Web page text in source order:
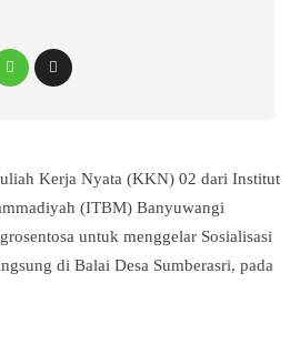
Kerja Nyata (KKN) 02 dari Institut
(ITBM) Banyuwangi
untuk menggelar Sosialisasi
di Balai Desa Sumberasri, pada